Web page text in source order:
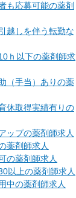
も応募可能の薬剤
越しを伴う転勤な
ｈ以下の薬剤師求
（手当）ありの薬
休取得実績有りの
ップの薬剤師求人
薬剤師求人
の薬剤師求人
以上の薬剤師求人
中の薬剤師求人